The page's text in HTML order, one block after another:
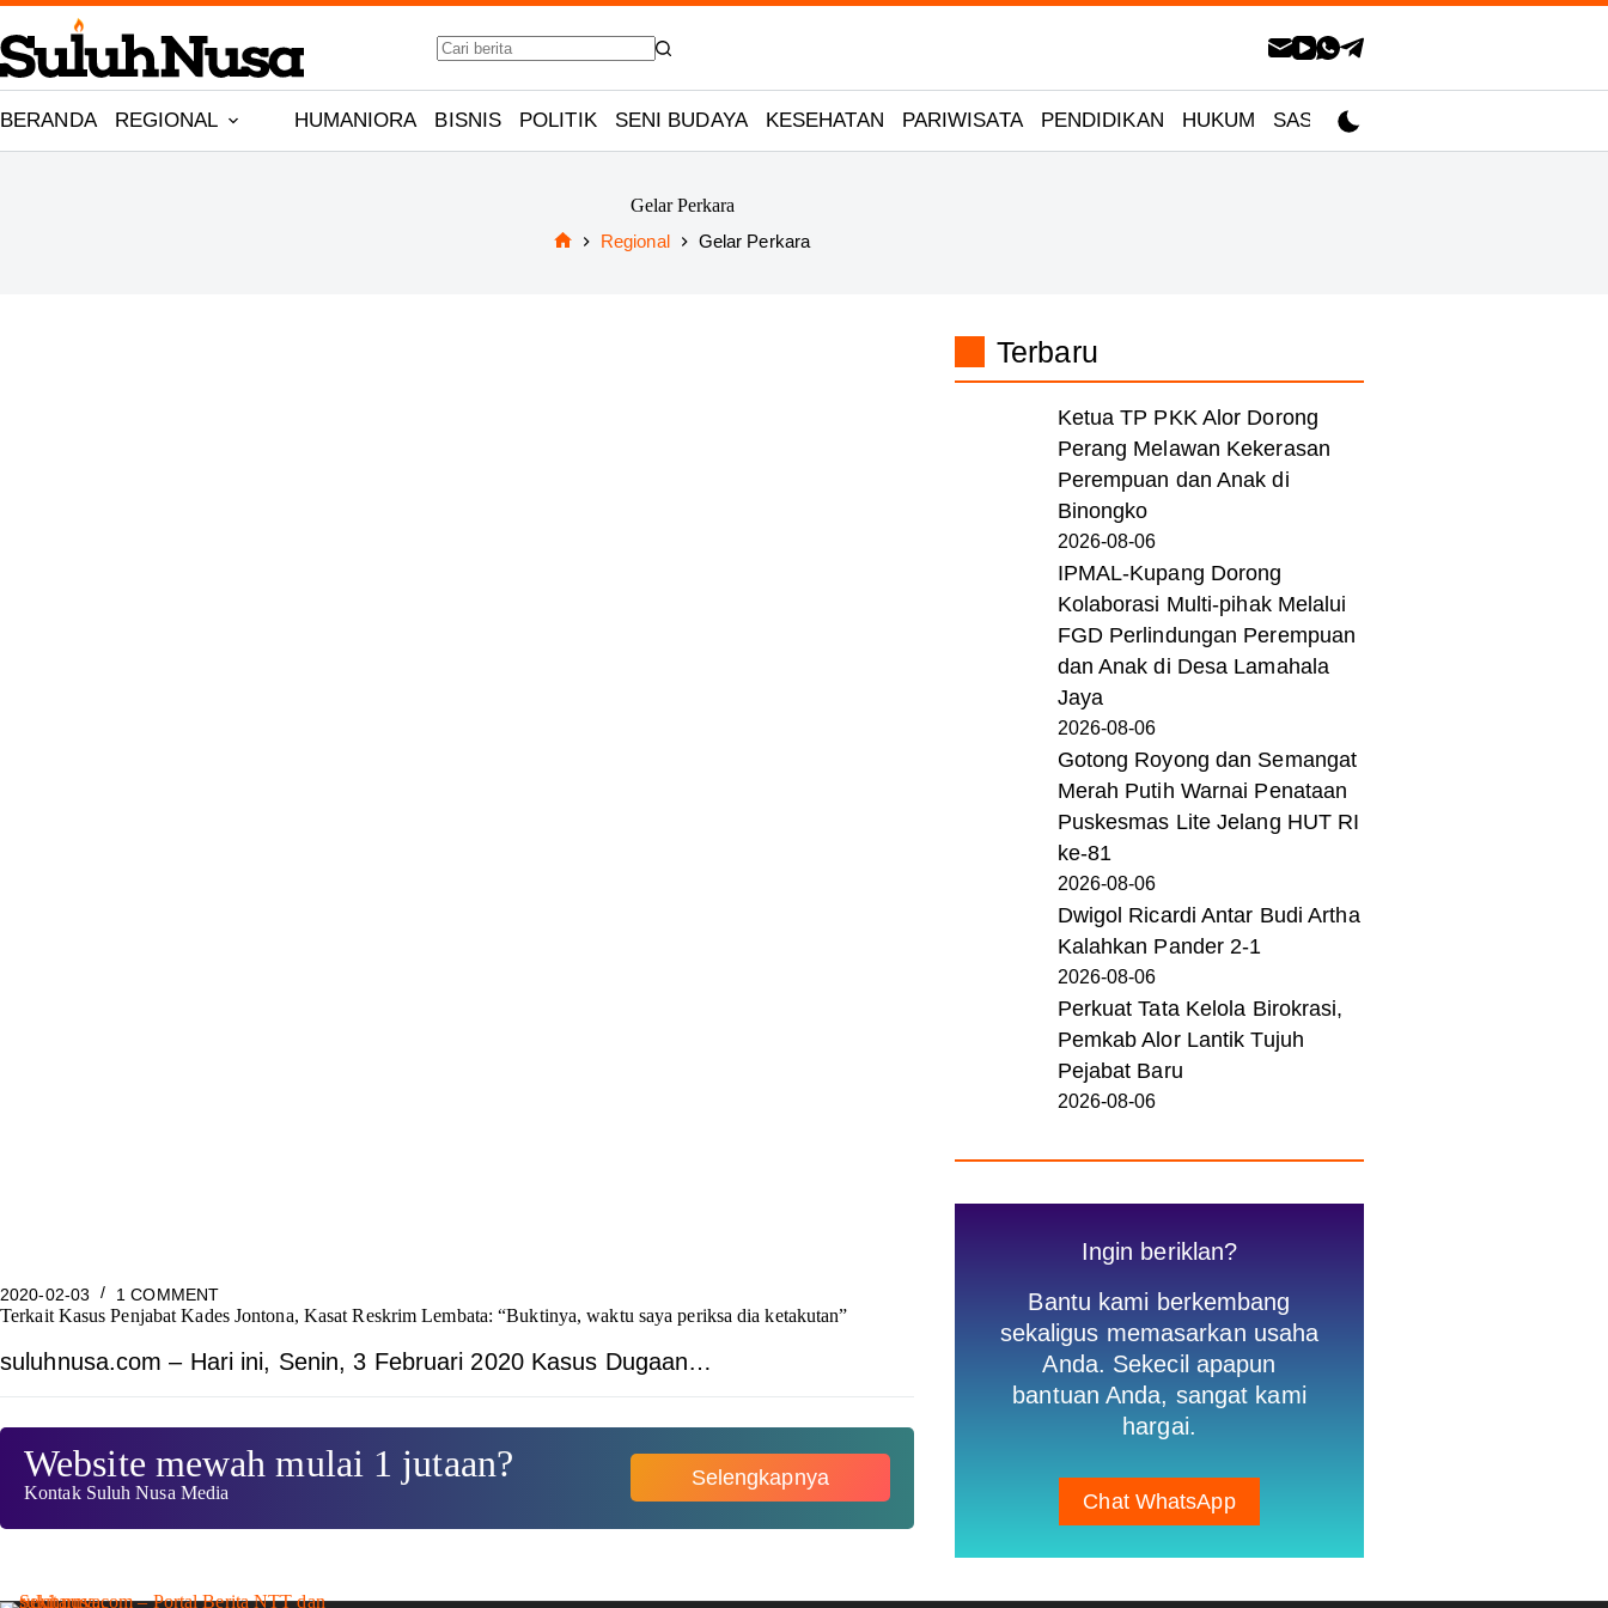
Skip
to
content
No
BERANDA REGIONAL HUMANIORA BISNIS POLITIK SENI BUDAYA KESEHATAN PARIWISATA PENDIDIKAN HUKUM SASTRA
Gelar Perkara
Regional Gelar Perkara
2020-02-03 1 COMMENT
Terkait Kasus Penjabat Kades Jontona, Kasat Reskrim Lembata: “Buktinya, waktu saya periksa dia ketakutan”
suluhnusa.com – Hari ini, Senin, 3 Februari 2020 Kasus Dugaan…
Website mewah mulai 1 jutaan?
Kontak Suluh Nusa Media
Selengkapnya
Terbaru
Ketua TP PKK Alor Dorong
Perang Melawan Kekerasan
Perempuan dan Anak di
Binongko
2026-08-06
IPMAL-Kupang Dorong
Kolaborasi Multi-pihak Melalui
FGD Perlindungan Perempuan
dan Anak di Desa Lamahala
Jaya
2026-08-06
Gotong Royong dan Semangat
Merah Putih Warnai Penataan
Puskesmas Lite Jelang HUT RI
ke-81
2026-08-06
Dwigol Ricardi Antar Budi Artha
Kalahkan Pander 2-1
2026-08-06
Perkuat Tata Kelola Birokrasi,
Pemkab Alor Lantik Tujuh
Pejabat Baru
2026-08-06
Ingin beriklan?
Bantu kami berkembang
sekaligus memasarkan usaha
Anda. Sekecil apapun
bantuan Anda, sangat kami
hargai.
Chat WhatsApp